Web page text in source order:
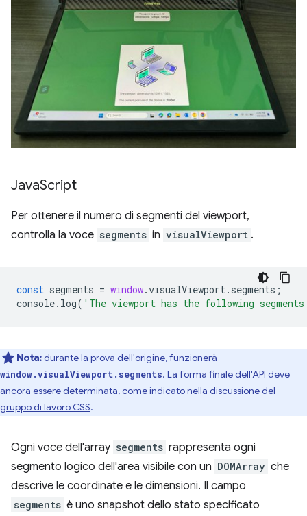
JavaScript
Per ottenere il numero di segmenti del viewport,
controlla la voce segments in visualViewport .
const segments = window.visualViewport . segments ;
console. log( 'The viewport has the following
Nota:durante la prova dell'origine, funzionerà
window.visualViewport.segments. La forma finale dell'API deve
ancora essere determinata, come indicato nella discussione del
gruppo di lavoro CSS.
Ogni voce dell'array segments rappresenta ogni
segmento logico dell'area visibile con un DOMArray che
descrive le coordinate e le dimensioni. Il campo
segments è uno snapshot dello stato specificato